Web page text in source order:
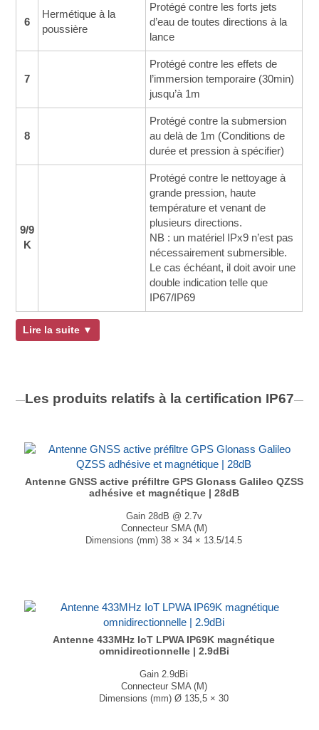
6
Hermétique à la
poussière
Protégé contre les forts jets
d’eau de toutes directions à la
lance
7
Protégé contre les effets de
l’immersion temporaire (30min)
jusqu’à 1m
8
Protégé contre la submersion
au delà de 1m (Conditions de
durée et pression à spécifier)
9/9
K
Protégé contre le nettoyage à
grande pression, haute
température et venant de
plusieurs directions.
NB : un matériel IPx9 n’est pas
nécessairement submersible.
Le cas échéant, il doit avoir une
double indication telle que
IP67/IP69
Lire la suite ▼
Les produits relatifs à la certification IP67
Antenne GNSS active préfiltre GPS Glonass Galileo QZSS
adhésive et magnétique | 28dB
Gain 28dB @ 2.7v
Connecteur SMA (M)
Dimensions (mm) 38 × 34 × 13.5/14.5
Antenne 433MHz IoT LPWA IP69K magnétique
omnidirectionnelle | 2.9dBi
Gain 2.9dBi
Connecteur SMA (M)
Dimensions (mm) Ø 135,5 × 30